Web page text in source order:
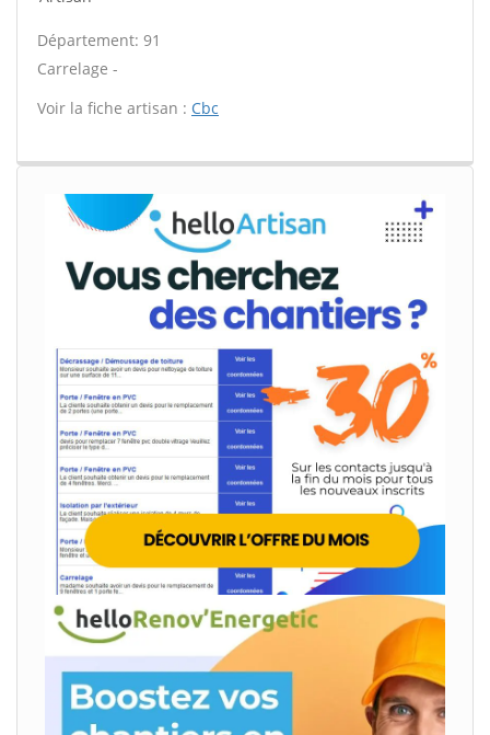
Département: 91
Carrelage -
Voir la fiche artisan : Cbc